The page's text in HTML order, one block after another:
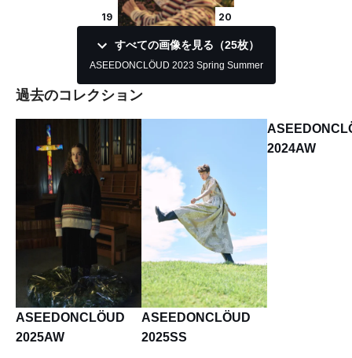
19 20
すべての画像を見る（25枚）
ASEEDONCLÖUD 2023 Spring Summer
過去のコレクション
ASEEDONCLÖUD
2025AW
ASEEDONCLÖUD
2025SS
2024AW